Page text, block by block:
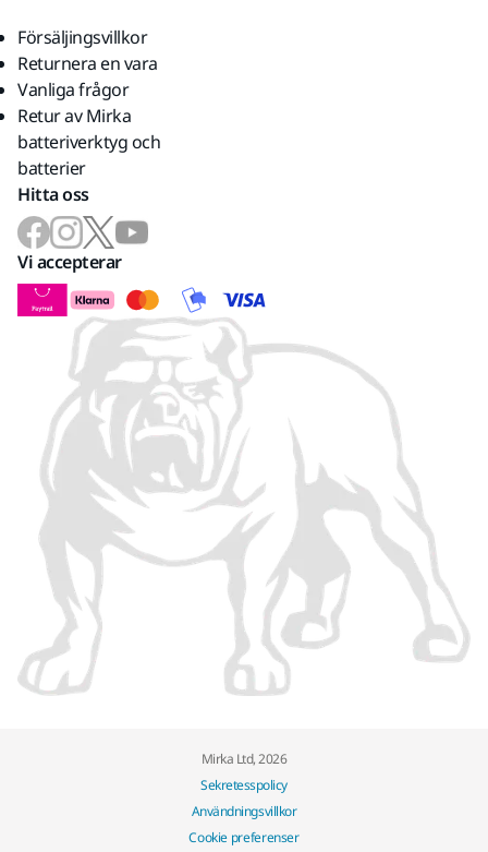
Försäljingsvillkor
Returnera en vara
Vanliga frågor
Retur av Mirka
batteriverktyg och
batterier
Hitta oss
Vi accepterar
Mirka Ltd, 2026
Sekretesspolicy
Användningsvillkor
Cookie preferenser